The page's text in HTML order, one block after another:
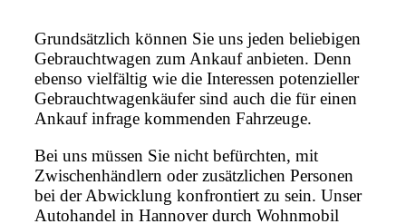
Grundsätzlich können Sie uns jeden beliebigen
Gebrauchtwagen zum Ankauf anbieten. Denn
ebenso vielfältig wie die Interessen potenzieller
Gebrauchtwagenkäufer sind auch die für einen
Ankauf infrage kommenden Fahrzeuge.
Bei uns müssen Sie nicht befürchten, mit
Zwischenhändlern oder zusätzlichen Personen
bei der Abwicklung konfrontiert zu sein. Unser
Autohandel in Hannover durch Wohnmobil